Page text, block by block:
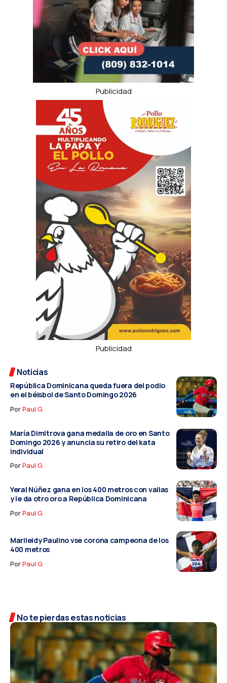
Publicidad
Publicidad
Noticias
República Dominicana queda fuera del podio
en el béisbol de Santo Domingo 2026
PorPaul G.
María Dimitrova gana medalla de oro en Santo
Domingo 2026 y anuncia su retiro del kata
individual
PorPaul G.
Yeral Núñez gana en los 400 metros con vallas
y le da otro oro a República Dominicana
PorPaul G.
Marileidy Paulino vse corona campeona de los
400 metros
PorPaul G.
No te pierdas estas noticias